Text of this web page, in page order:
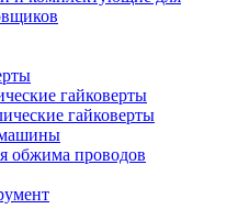
гайковерты
гайковерты
обжима проводов